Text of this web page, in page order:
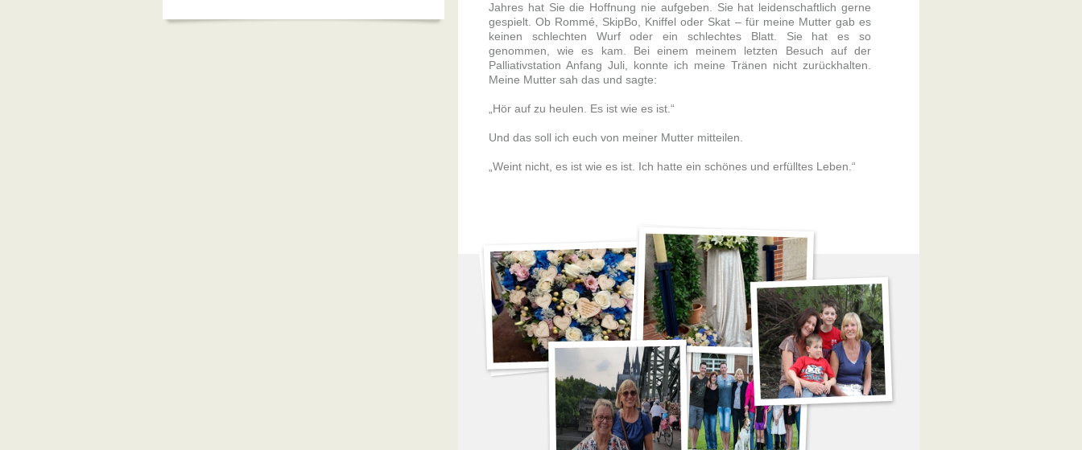
Jahres hat Sie die Hoffnung nie aufgeben. Sie hat leidenschaftlich gerne
gespielt. Ob Rommé, SkipBo, Kniffel oder Skat – für meine Mutter gab es
keinen schlechten Wurf oder ein schlechtes Blatt. Sie hat es so
genommen, wie es kam. Bei einem meinem letzten Besuch auf der
Palliativstation Anfang Juli, konnte ich meine Tränen nicht zurückhalten.
Meine Mutter sah das und sagte:
„Hör auf zu heulen. Es ist wie es ist.“
Und das soll ich euch von meiner Mutter mitteilen.
„Weint nicht, es ist wie es ist. Ich hatte ein schönes und erfülltes Leben.“